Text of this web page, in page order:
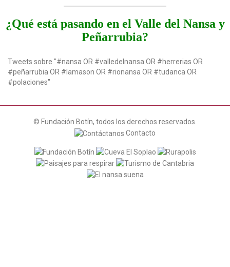
¿Qué está pasando en el Valle del Nansa y
Peñarrubia?
Tweets sobre "#nansa OR #valledelnansa OR #herrerias OR
#peñarrubia OR #lamason OR #rionansa OR #tudanca OR
#polaciones"
© Fundación Botín, todos los derechos reservados.
Contacto